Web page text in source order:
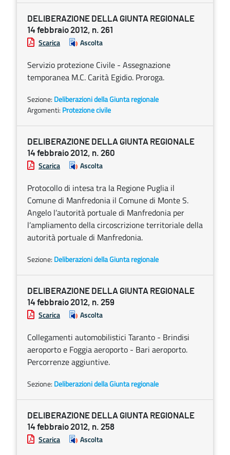
DELIBERAZIONE DELLA GIUNTA REGIONALE
14 febbraio 2012, n. 261
Scarica Ascolta
Servizio protezione Civile - Assegnazione
temporanea M.C. Carità Egidio. Proroga.
Sezione: Deliberazioni della Giunta regionale
Argomenti: Protezione civile
DELIBERAZIONE DELLA GIUNTA REGIONALE
14 febbraio 2012, n. 260
Scarica Ascolta
Protocollo di intesa tra la Regione Puglia il
Comune di Manfredonia il Comune di Monte S.
Angelo l’autorità portuale di Manfredonia per
l’ampliamento della circoscrizione territoriale della
autorità portuale di Manfredonia.
Sezione: Deliberazioni della Giunta regionale
DELIBERAZIONE DELLA GIUNTA REGIONALE
14 febbraio 2012, n. 259
Scarica Ascolta
Collegamenti automobilistici Taranto - Brindisi
aeroporto e Foggia aeroporto - Bari aeroporto.
Percorrenze aggiuntive.
Sezione: Deliberazioni della Giunta regionale
DELIBERAZIONE DELLA GIUNTA REGIONALE
14 febbraio 2012, n. 258
Scarica Ascolta